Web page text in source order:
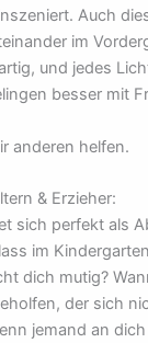
Auch
im
und jedes
besser mit
anderen helfen.
& Erzieher:
sich perfekt als
im
dich mutig?
der sich
jemand an